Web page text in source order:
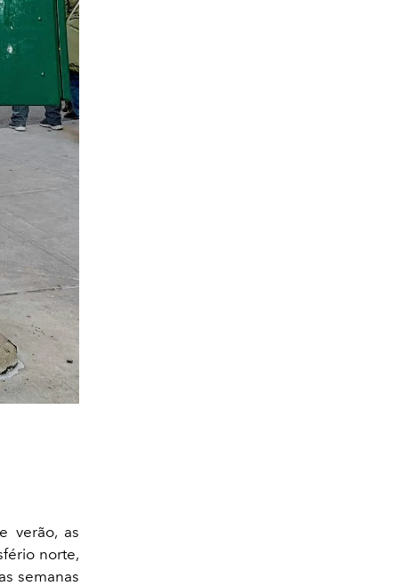
verão, as
norte,
semanas